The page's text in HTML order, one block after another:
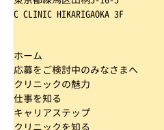
C CLINIC HIKARIGAOKA 3F
ホーム
応募をご検討中のみなさまへ
クリニックの魅力
仕事を知る
キャリアステップ
クリニックを知る